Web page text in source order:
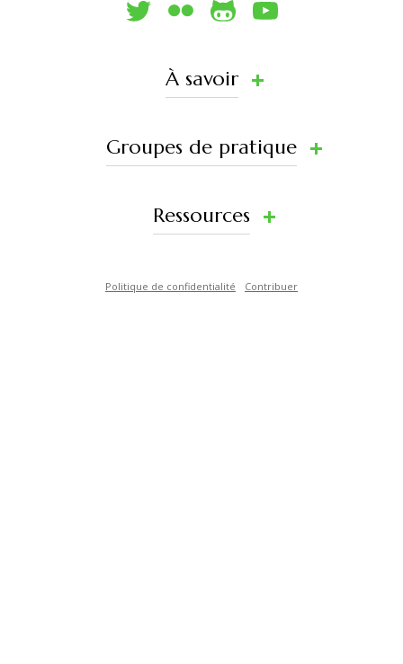
À savoir
Groupes de pratique
Ressources
Politique de confidentialité Contribuer